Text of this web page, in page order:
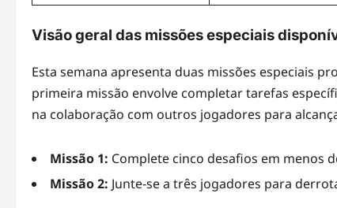
Visão geral das missões especiais
Esta semana apresenta duas missões especiais
primeira missão envolve completar tarefas
na colaboração com outros jogadores para
Missão 1: Complete cinco desafios em menos
Missão 2: Junte-se a três jogadores para